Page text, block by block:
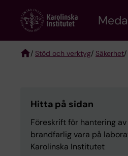
content
/ Stöd och verktyg/ Säkerhet/
Hitta på sidan
Föreskrift för hantering av
brandfarlig vara på
Karolinska Institutet